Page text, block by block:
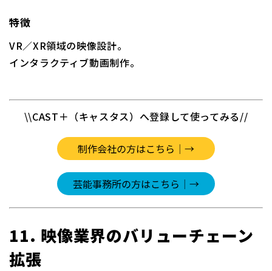
特徴
VR／XR領域の映像設計。
インタラクティブ動画制作。
\\CAST＋（キャスタス）へ登録して使ってみる//
11. 映像業界のバリューチェーン
拡張